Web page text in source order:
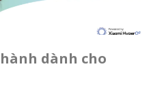
dành cho